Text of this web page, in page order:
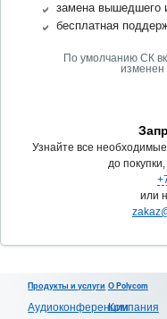
замена вышедшего
бесплатная
По умолчанию СК
изменен
Узнайте все
до
или
Продукты и услуги
Аудиоконференции
О Polycom
Компания